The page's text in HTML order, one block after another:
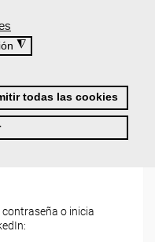
◮
todas las cookies
un curso
o inicia